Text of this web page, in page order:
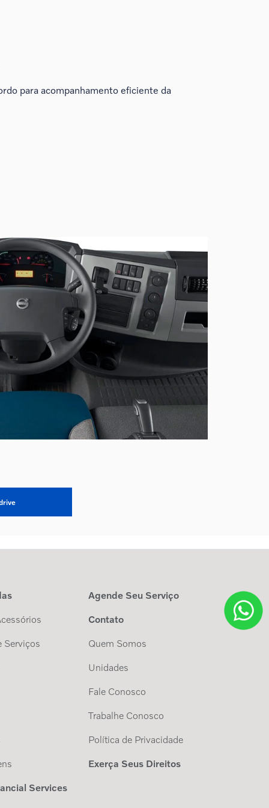
para acompanhamento eficiente da
Serviços
Services
Agende Seu Serviço
Contato
Quem Somos
Unidades
Fale Conosco
Trabalhe Conosco
Política de Privacidade
Exerça Seus Direitos